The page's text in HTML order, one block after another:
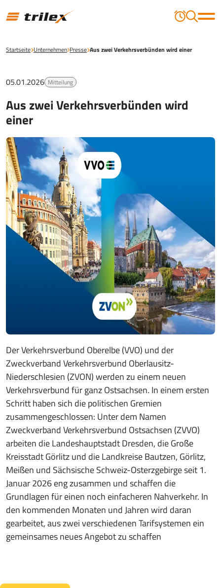
Startseite Unternehmen Presse Aus zwei Verkehrsverbünden wird einer
05.01.2026 Mitteilung
Aus zwei Verkehrsverbünden wird
einer
Der Verkehrsverbund Oberelbe (VVO) und der
Zweckverband Verkehrsverbund Oberlausitz-
Niederschlesien (ZVON) werden zu einem neuen
Verkehrsverbund für ganz Ostsachsen. In einem ersten
Schritt haben sich die politischen Gremien
zusammengeschlossen: Unter dem Namen
Zweckverband Verkehrsverbund Ostsachsen (ZVVO)
arbeiten die Landeshauptstadt Dresden, die Große
Kreisstadt Görlitz und die Landkreise Bautzen, Görlitz,
Meißen und Sächsische Schweiz-Osterzgebirge seit 1.
Januar 2026 eng zusammen und schaffen die
Grundlagen für einen noch einfacheren Nahverkehr. In
den kommenden Monaten und Jahren wird daran
gearbeitet, aus zwei verschiedenen Tarifsystemen ein
gemeinsames neues Angebot zu schaffen